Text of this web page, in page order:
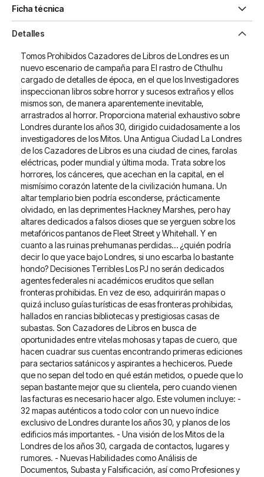
Ficha técnica
Detalles
Tomos Prohibidos Cazadores de Libros de Londres es un
nuevo escenario de campaña para El rastro de Cthulhu
cargado de detalles de época, en el que los Investigadores
inspeccionan libros sobre horror y sucesos extraños y ellos
mismos son, de manera aparentemente inevitable,
arrastrados al horror. Proporciona material exhaustivo sobre
Londres durante los años 30, dirigido cuidadosamente a los
investigadores de los Mitos. Una Antigua Ciudad La Londres
de los Cazadores de Libros es una ciudad de cines, farolas
eléctricas, poder mundial y última moda. Trata sobre los
horrores, los cánceres, que acechan en la capital, en el
mismísimo corazón latente de la civilización humana. Un
altar templario bien podría esconderse, prácticamente
olvidado, en las deprimentes Hackney Marshes, pero hay
altares dedicados a falsos dioses que se yerguen sobre los
metafóricos pantanos de Fleet Street y Whitehall. Y en
cuanto a las ruinas prehumanas perdidas… ¿quién podría
decir lo que yace bajo Londres, si uno escarba lo bastante
hondo? Decisiones Terribles Los PJ no serán dedicados
agentes federales ni académicos eruditos que sellan
fronteras prohibidas. En vez de eso, adquirirán mapas o
quizá incluso guías turísticas de esas fronteras prohibidas,
hallados en rancias bibliotecas y prestigiosas casas de
subastas. Son Cazadores de Libros en busca de
oportunidades entre vitelas mohosas y tapas de cuero, que
hacen cuadrar sus cuentas encontrando primeras ediciones
para sectarios satánicos y aspirantes a hechiceros. Puede
que no sepan del todo en qué están metidos, o puede que lo
sepan bastante mejor que su clientela, pero cuando vienen
las facturas es necesario hacer algo. Este volumen incluye: -
32 mapas auténticos a todo color con un nuevo índice
exclusivo de Londres durante los años 30, y planos de los
edificios más importantes. - Una visión de los Mitos de la
Londres de los años 30, cargada de contactos, lugares y
rumores. - Nuevas Habilidades como Análisis de
Documentos, Subasta y Falsificación, así como Profesiones y